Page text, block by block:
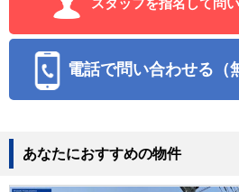
スタッフを指名して問
電話で問い合わせる（
あなたにおすすめの物件